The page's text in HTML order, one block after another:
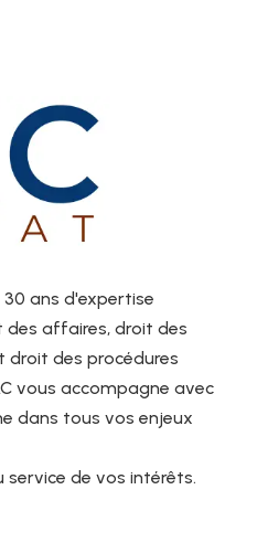
30 ans d'expertise
affaires, droit des
droit des procédures
vous accompagne avec
dans tous vos enjeux
service de vos intérêts.